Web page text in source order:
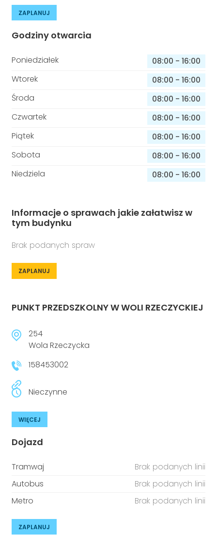
ZAPLANUJ
Godziny otwarcia
Poniedziałek 08:00 - 16:00
Wtorek
08:00 - 16:00
Środa
08:00 - 16:00
Czwartek
08:00 - 16:00
Piątek
08:00 - 16:00
Sobota
08:00 - 16:00
Niedziela
08:00 - 16:00
Informacje o sprawach jakie załatwisz w
tym budynku
Brak podanych spraw
ZAPLANUJ
PUNKT PRZEDSZKOLNY W WOLI RZECZYCKIEJ
254
Wola Rzeczycka
158453002
Nieczynne
WIĘCEJ
Dojazd
Tramwaj
Brak podanych linii
Autobus
Brak podanych linii
Metro
Brak podanych linii
ZAPLANUJ